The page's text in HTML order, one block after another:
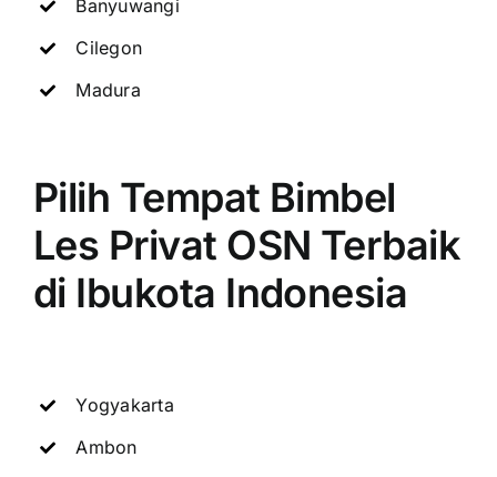
Banyuwangi
Cilegon
Madura
Pilih Tempat Bimbel
Les Privat OSN Terbaik
di Ibukota Indonesia
Yogyakarta
Ambon